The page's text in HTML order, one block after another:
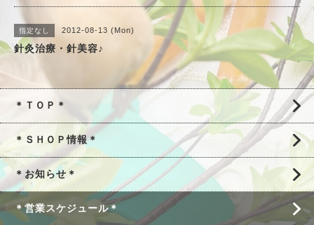
指定なし 2012-08-13 (Mon)
針灸治療・針美容♪
＊ＴＯＰ＊
＊ＳＨＯＰ情報＊
＊お知らせ＊
＊営業スケジュール＊